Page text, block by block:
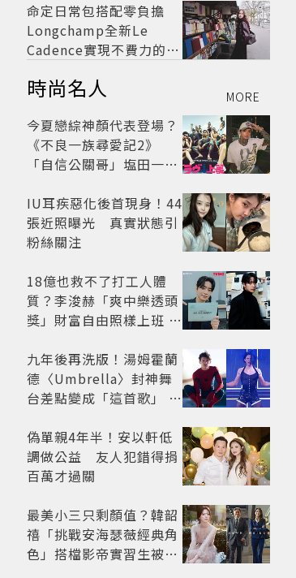
命定日常包搭配零負擔
Longchamp全新Le
Cadence實現不費力的從
時尚名人 MORE
今夏戀綜神顏代表登場？
《不良一族尋愛記2》
「自信公關哥」塩田一馬
老闆
IU耳疾惡化後首現身！44
張近照曝光 真實狀態引
粉絲關注
18億也救不了打工人體
質？李浚赫「爽中樂透頭
獎」財富自由照樣上班 西
九年後再洗版！湯姆霍蘭
德〈Umbrella〉封神舞
台差點變成「這首歌」 造
開
偽單親4年半！安以軒低
調做公益 友人犯錯得捐
百萬才過關
最美小三只剩顏值？韓韶
禧「挑戰安海瑟薇經典角
色」搭檔影帝實習生被